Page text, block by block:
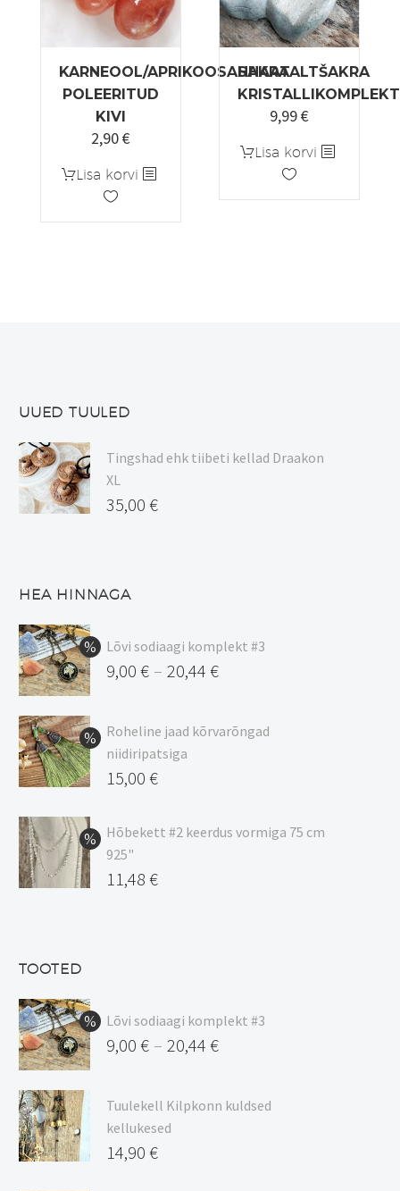
KARNEOOL/APRIKOOSAHHAAT
POLEERITUD
KIVI
Algne
oli:
3,50 €.
2,90€
on:
Lisa korvi
SAKRAALTŠAKRA
KRISTALLIKOMPLEKT
9,99€
Lisa korvi
UUED TUULED
Tingshad ehk tiibeti kellad Draakon
XL
35,00 €
HEA HINNAGA
Lõvi sodiaagi komplekt #3
9,00 € – 20,44 €
9,00 €
kuni
20,44 €
Roheline jaad kõrvarõngad
niidiripatsiga
Algne
oli:
17,00 €.
15,00 €
hind
on:
15,00 €.
Hõbekett #2 keerdus vormiga 75 cm
925"
Algne
11,48 €
TOOTED
Lõvi sodiaagi komplekt #3
9,00 € – 20,44 €
9,00 €
kuni
20,44 €
Tuulekell Kilpkonn kuldsed
kellukesed
14,90 €